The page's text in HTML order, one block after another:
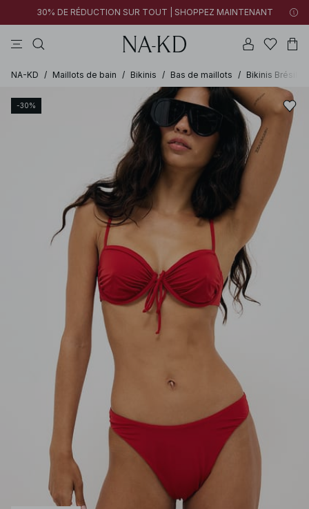
30% DE RÉDUCTION SUR TOUT | SHOPPEZ MAINTENANT
NA-KD / Maillots de bain / Bikinis / Bas de maillots / Bikinis Brésilien
-30%